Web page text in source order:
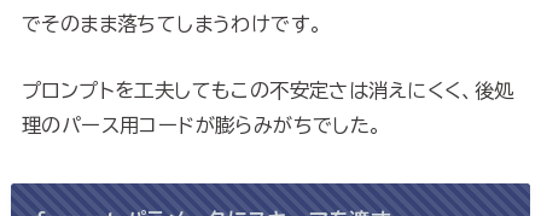
でそのまま落ちてしまうわけです。
プロンプトを工夫してもこの不安定さは消えにくく、後処
理のパース用コードが膨らみがちでした。